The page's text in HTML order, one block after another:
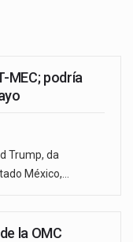
MEC; podría
Trump, da
México,…
la OMC